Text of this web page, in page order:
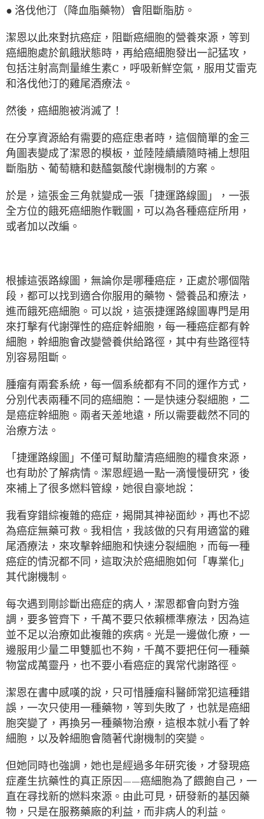
● 洛伐他汀（降血脂藥物）會阻斷脂肪。
潔恩以此來對抗癌症，阻斷癌細胞的營養來源，等到
癌細胞處於飢餓狀態時，再給癌細胞發出一記猛攻，
包括注射高劑量維生素C，呼吸新鮮空氣，服用艾雷克
和洛伐他汀的雞尾酒療法。
然後，癌細胞被消滅了！
在分享資源給有需要的癌症患者時，這個簡單的金三
角圖表變成了潔恩的模板，並陸陸續續隨時補上想阻
斷脂肪、葡萄糖和麩醯氨酸代謝機制的方案。
於是，這張金三角就變成一張「捷運路線圖」，一張
全方位的餓死癌細胞作戰圖，可以為各種癌症所用，
或者加以改編。
根據這張路線圖，無論你是哪種癌症，正處於哪個階
段，都可以找到適合你服用的藥物、營養品和療法，
進而餓死癌細胞。可以說，這張捷運路線圖專門是用
來打擊有代謝彈性的癌症幹細胞，每一種癌症都有幹
細胞，幹細胞會改變營養供給路徑，其中有些路徑特
別容易阻斷。
腫瘤有兩套系統，每一個系統都有不同的運作方式，
分別代表兩種不同的癌細胞：一是快速分裂細胞，二
是癌症幹細胞。兩者天差地遠，所以需要截然不同的
治療方法。
「捷運路線圖」不僅可幫助釐清癌細胞的糧食來源，
也有助於了解病情。潔恩經過一點一滴慢慢研究，後
來補上了很多燃料管線，她很自豪地說：
我看穿錯綜複雜的癌症，揭開其神祕面紗，再也不認
為癌症無藥可救。我相信，我該做的只有用適當的雞
尾酒療法，來攻擊幹細胞和快速分裂細胞，而每一種
癌症的情況都不同，這取決於癌細胞如何「專業化」
其代謝機制。
每次遇到剛診斷出癌症的病人，潔恩都會向對方強
調，要多管齊下，千萬不要只依賴標準療法，因為這
並不足以治療如此複雜的疾病。光是一邊做化療，一
邊服用少量二甲雙胍也不夠，千萬不要把任何一種藥
物當成萬靈丹，也不要小看癌症的異常代謝路徑。
潔恩在書中感嘆的說，只可惜腫瘤科醫師常犯這種錯
誤，一次只使用一種藥物，等到失敗了，也就是癌細
胞突變了，再換另一種藥物治療，這根本就小看了幹
細胞，以及幹細胞會隨著代謝機制的突變。
但她同時也強調，她也是經過多年研究後，才發現癌
症產生抗藥性的真正原因——癌細胞為了餵飽自己，一
直在尋找新的燃料來源。由此可見，研發新的基因藥
物，只是在服務藥廠的利益，而非病人的利益。